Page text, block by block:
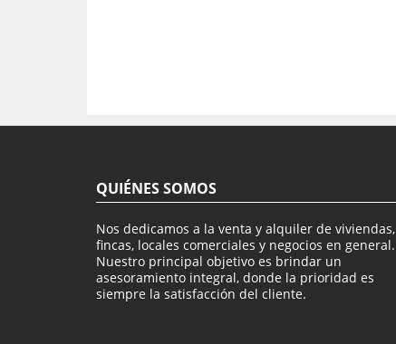
QUIÉNES SOMOS
Nos dedicamos a la venta y alquiler de viviendas,
fincas, locales comerciales y negocios en general.
Nuestro principal objetivo es brindar un
asesoramiento integral, donde la prioridad es
siempre la satisfacción del cliente.